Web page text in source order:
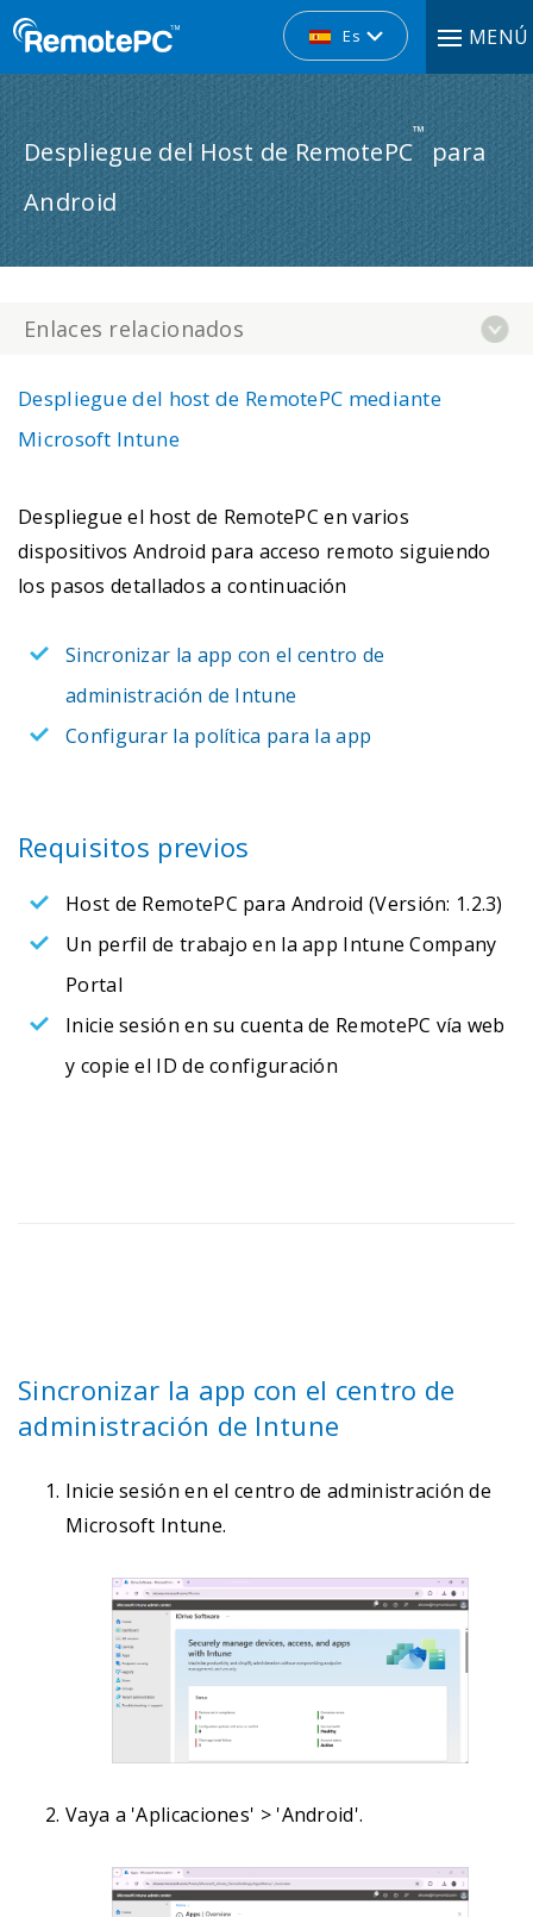
Es MENÚ
Despliegue del Host de RemotePC
™
para
Android
Enlaces relacionados
Despliegue del host de RemotePC mediante
Microsoft Intune
Despliegue el host de RemotePC en varios
dispositivos Android para acceso remoto siguiendo
los pasos detallados a continuación
Sincronizar la app con el centro de
administración de Intune
Configurar la política para la app
Requisitos previos
Host de RemotePC para Android (Versión: 1.2.3)
Un perfil de trabajo en la app Intune Company
Portal
Inicie sesión en su cuenta de RemotePC vía web
y copie el ID de configuración
Sincronizar la app con el centro de
administración de Intune
Inicie sesión en el centro de administración de
Microsoft Intune.
Vaya a 'Aplicaciones' > 'Android'.